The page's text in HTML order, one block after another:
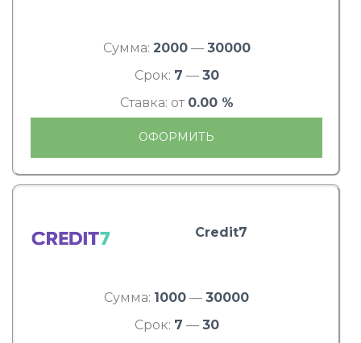
Сумма: 2000— 30000
Срок: 7 — 30
Ставка: от 0.00 %
ОФОРМИТЬ
Credit7
Сумма: 1000 — 30000
Срок: 7 — 30